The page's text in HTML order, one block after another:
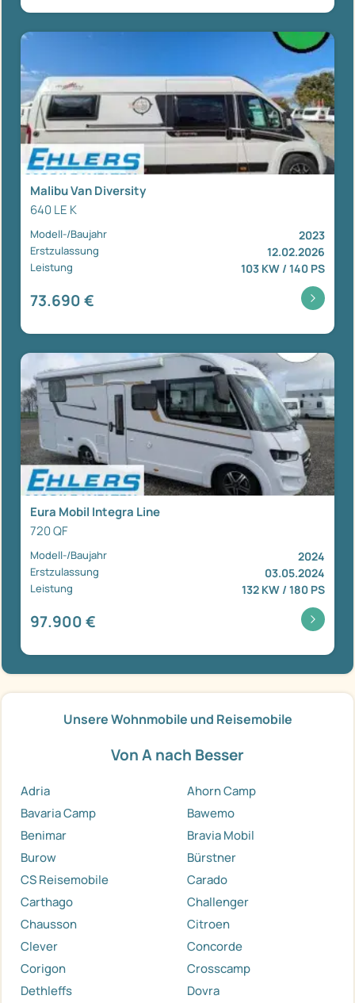
Malibu Van Diversity
640 LE K
Modell-/Baujahr 2023
Erstzulassung 12.02.2026
Leistung 103 KW / 140 PS
73.690 €
Eura Mobil Integra Line
720 QF
Modell-/Baujahr 2024
Erstzulassung 03.05.2024
Leistung 132 KW / 180 PS
97.900 €
Unsere Wohnmobile und Reisemobile
Von A nach Besser
Adria
Ahorn Camp
Bavaria Camp
Bawemo
Benimar
Bravia Mobil
Burow
Bürstner
CS Reisemobile
Carado
Carthago
Challenger
Chausson
Citroen
Clever
Concorde
Corigon
Crosscamp
Dethleffs
Dovra